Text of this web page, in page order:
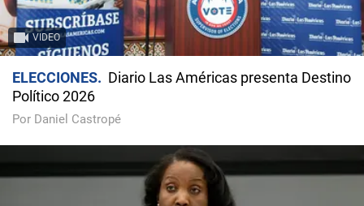
VIDEO
ELECCIONES
Diario Las Américas presenta Destino
Político 2026
Por Daniel Castropé